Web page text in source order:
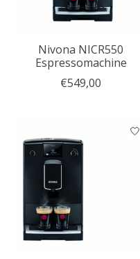
Nivona NICR550
Espressomachine
€549,00